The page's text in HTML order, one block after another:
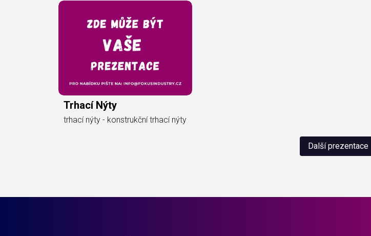
Trhací Nýty
trhací nýty - konstrukční trhací nýty
Další prezentace